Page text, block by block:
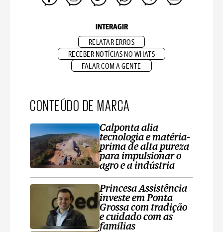
INTERAGIR
RELATAR ERROS
RECEBER NOTÍCIAS NO WHATS
FALAR COM A GENTE
CONTEÚDO DE MARCA
Calponta alia
tecnologia e matéria-
prima de alta pureza
para impulsionar o
agro e a indústria
Princesa Assistência
investe em Ponta
Grossa com tradição
e cuidado com as
famílias